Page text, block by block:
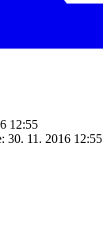
12:55
30. 11. 2016 12:55